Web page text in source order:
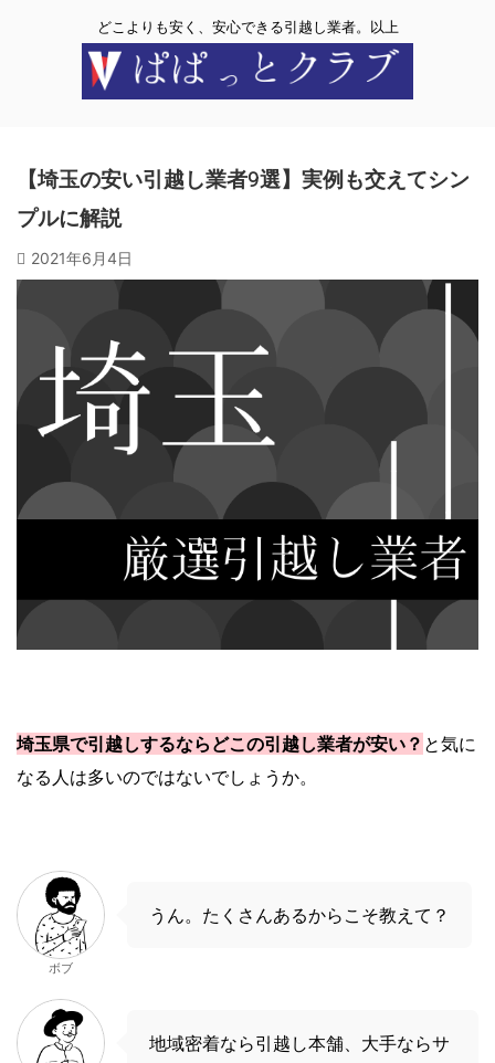
どこよりも安く、安心できる引越し業者。以上
【埼玉の安い引越し業者9選】実例も交えてシン
プルに解説
2021年6月4日
埼玉県で引越しするならどこの引越し業者が安い？ と気に
なる人は多いのではないでしょうか。
ボブ
うん。たくさんあるからこそ教えて？
地域密着なら引越し本舗、大手ならサ